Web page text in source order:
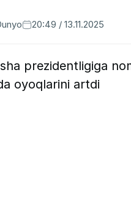
20:49 / 13.11.2025
prezidentligiga
oyoqlarini artdi